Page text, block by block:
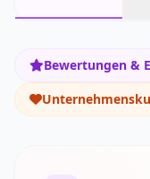
Bewertungen &